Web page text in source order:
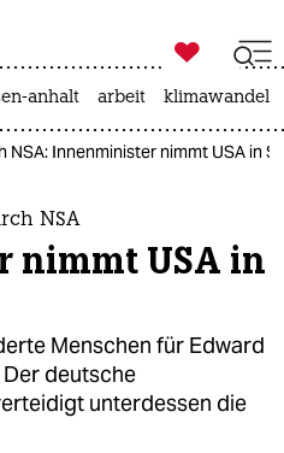
ich

taz zahl ich
anhalt arbeit klimawandel
Innenminister nimmt USA in
NSA
nimmt USA in
Menschen für Edward
deutsche
unterdessen die